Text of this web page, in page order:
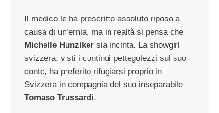
Il medico le ha prescritto assoluto riposo a
causa di un’ernia, ma in realtà si pensa che
Michelle Hunziker sia incinta. La showgirl
svizzera, visti i continui pettegolezzi sul suo
conto, ha preferito rifugiarsi proprio in
Svizzera in compagnia del suo inseparabile
Tomaso Trussardi.